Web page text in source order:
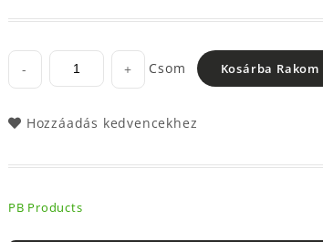
- + Csom Kosárba Rakom
Hozzáadás kedvencekhez
PB Products